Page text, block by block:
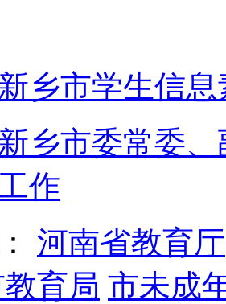
新乡市学生信
新乡市委常委
作
河南省教育厅
育局 市未成